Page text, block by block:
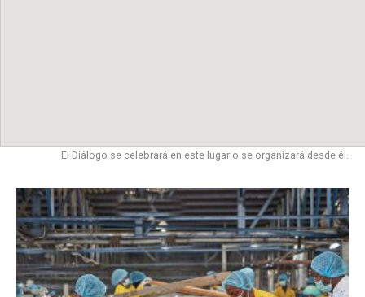
El Diálogo se celebrará en este lugar o se organizará desde él.